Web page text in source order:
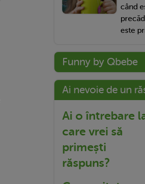
când
este
Funny by Qbebe
Ai nevoie de un
Ai o întrebare
care vrei să
primești
răspuns?